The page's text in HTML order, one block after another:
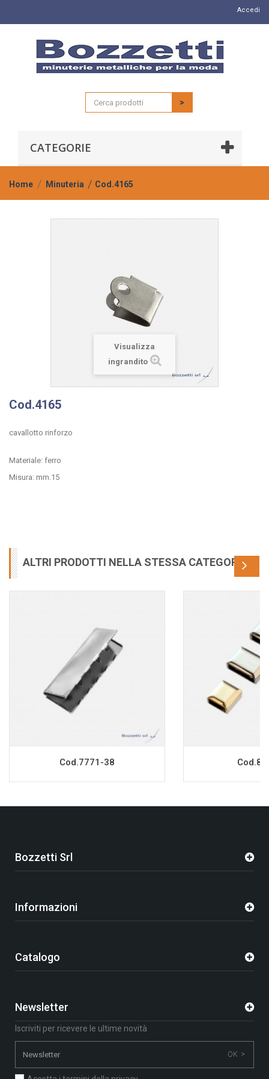
Accedi
>
CATEGORIE
Home Minuteria Cod.4165
Visualizza
ingrandito
Cod.4165
cavallotto rinforzo
Materiale: ferro
Misura: mm.15
ALTRI PRODOTTI NELLA STESSA CATEGORIA
Cod.7771-38
Bozzetti Srl
Informazioni
Catalogo
Newsletter
Iscriviti per ricevere le ultime novità
OK >